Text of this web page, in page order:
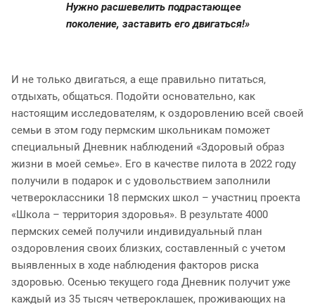
Нужно расшевелить подрастающее
поколение, заставить его двигаться!»
И не только двигаться, а еще правильно питаться,
отдыхать, общаться. Подойти основательно, как
настоящим исследователям, к оздоровлению всей своей
семьи в этом году пермским школьникам поможет
специальный Дневник наблюдений «Здоровый образ
жизни в моей семье». Его в качестве пилота в 2022 году
получили в подарок и с удовольствием заполнили
четвероклассники 18 пермских школ – участниц проекта
«Школа – территория здоровья». В результате 4000
пермских семей получили индивидуальный план
оздоровления своих близких, составленный с учетом
выявленных в ходе наблюдения факторов риска
здоровью. Осенью текущего года Дневник получит уже
каждый из 35 тысяч четвероклашек, проживающих на